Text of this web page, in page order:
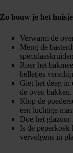
Zo bouw je het
Verwarm de
Meng de
Roer het
belletjes
Giet het deeg in
de oven bakken.
Klop de
een luchtige
Doe het glazuur
Is de peperkoek
vervolgens in